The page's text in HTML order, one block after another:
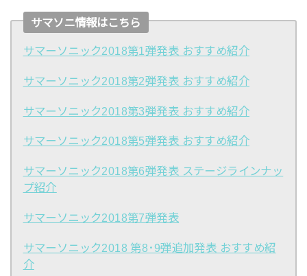
サマソニ情報はこちら
サマーソニック2018第1弾発表 おすすめ紹介
サマーソニック2018第2弾発表 おすすめ紹介
サマーソニック2018第3弾発表 おすすめ紹介
サマーソニック2018第5弾発表 おすすめ紹介
サマーソニック2018第6弾発表 ステージラインナッ
プ紹介
サマーソニック2018第7弾発表
サマーソニック2018 第8･9弾追加発表 おすすめ紹
介